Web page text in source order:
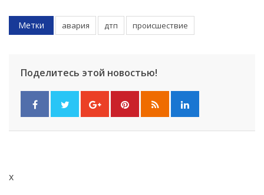
Метки авария дтп происшествие
Поделитесь этой новостью!
x